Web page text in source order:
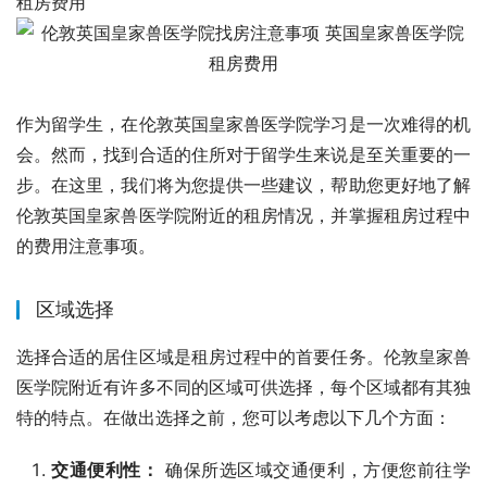
作为留学生，在伦敦英国皇家兽医学院学习是一次难得的机
会。然而，找到合适的住所对于留学生来说是至关重要的一
步。在这里，我们将为您提供一些建议，帮助您更好地了解
伦敦英国皇家兽医学院附近的租房情况，并掌握租房过程中
的费用注意事项。
区域选择
选择合适的居住区域是租房过程中的首要任务。伦敦皇家兽
医学院附近有许多不同的区域可供选择，每个区域都有其独
特的特点。在做出选择之前，您可以考虑以下几个方面：
交通便利性： 确保所选区域交通便利，方便您前往学